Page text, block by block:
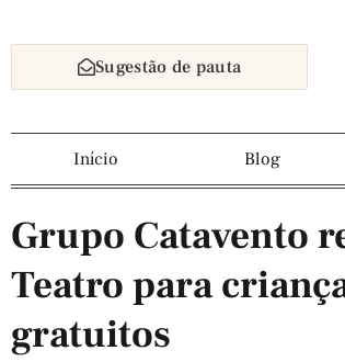
Sugestão de pauta
Início Blog
Grupo Catavento
Teatro para
gratuitos